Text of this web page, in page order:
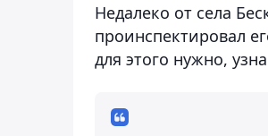
Недалеко от села
проинспектировал
для этого нужно,